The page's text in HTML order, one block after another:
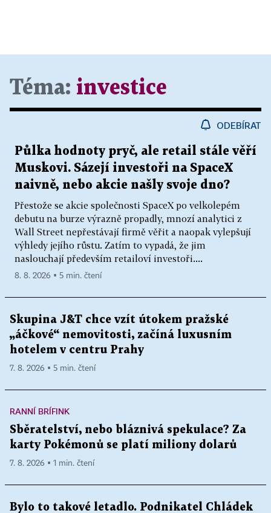
Téma: investice
ODEBÍRAT
Půlka hodnoty pryč, ale retail stále věří
Muskovi. Sázejí investoři na SpaceX
naivně, nebo akcie našly svoje dno?
Přestože se akcie společnosti SpaceX po velkolepém
debutu na burze výrazně propadly, mnozí analytici z
Wall Street nepřestávají firmě věřit a naopak vylepšují
výhledy jejího růstu. Zatím to vypadá, že jim
naslouchají především retailoví investoři....
8. 8. 2026 ▪ 5 min. čtení
Skupina J&T chce vzít útokem pražské
„áčkové“ nemovitosti, začíná luxusním
hotelem v centru Prahy
7. 8. 2026 ▪ 5 min. čtení
RANNÍ BRÍFINK
Sběratelství, nebo bláznivá spekulace? Za
karty Pokémonů se platí miliony dolarů
7. 8. 2026 ▪ 1 min. čtení
Bylo to takové letadlo. Podnikatel Chládek